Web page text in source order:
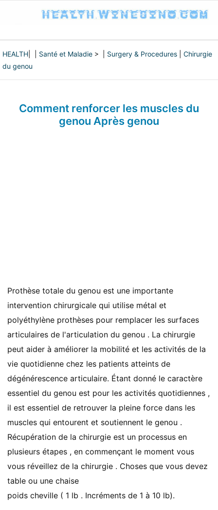
HEALTH Santé et Maladie > | Surgery & Procedures
Chirurgie
du genou
Comment renforcer les muscles du
genou Après genou
Prothèse totale du genou est une importante
intervention chirurgicale qui utilise métal et
polyéthylène prothèses pour remplacer les surfaces
articulaires de l'articulation du genou . La chirurgie
peut aider à améliorer la mobilité et les activités de la
vie quotidienne chez les patients atteints de
dégénérescence articulaire. Étant donné le caractère
essentiel du genou est pour les activités quotidiennes ,
il est essentiel de retrouver la pleine force dans les
muscles qui entourent et soutiennent le genou .
Récupération de la chirurgie est un processus en
plusieurs étapes , en commençant le moment vous
vous réveillez de la chirurgie . Choses que vous devez
table ou une chaise
poids cheville ( 1 lb . Incréments de 1 à 10 lb).